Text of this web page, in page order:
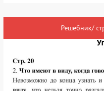
Решебник/